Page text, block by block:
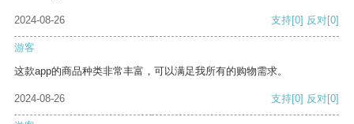
2024-08-26 支持[0] 反对[0]
游客
这款app的商品种类非常丰富，可以满足我所有的购物需求。
2024-08-26 支持[0] 反对[0]